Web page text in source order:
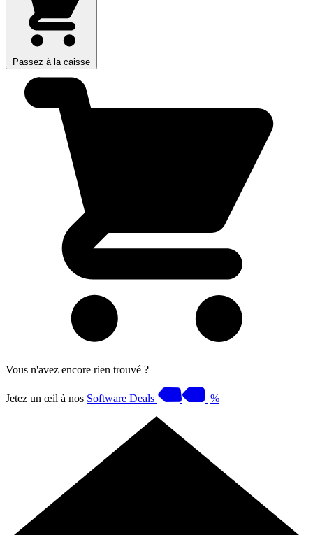
Passez à la caisse
Vous n'avez encore rien trouvé ?
Jetez un œil à nos Software Deals %